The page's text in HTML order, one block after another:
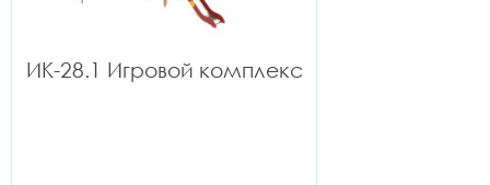
ИК-28.1 Игровой комплекс